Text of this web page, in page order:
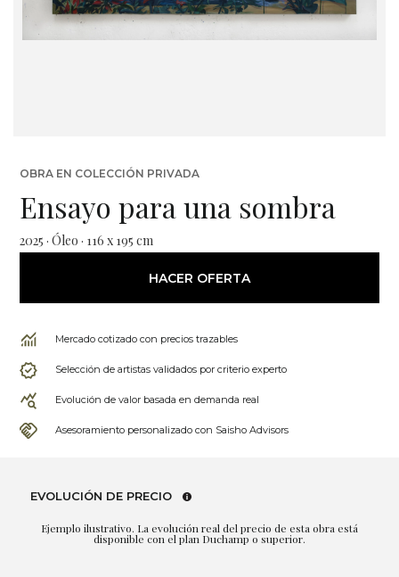
OBRA EN COLECCIÓN PRIVADA
Ensayo para una sombra
2025 · Óleo · 116 x 195 cm
HACER OFERTA
Mercado cotizado con precios trazables
Selección de artistas validados por criterio experto
Evolución de valor basada en demanda real
Asesoramiento personalizado con Saisho Advisors
EVOLUCIÓN DE PRECIO
Ejemplo ilustrativo. La evolución real del precio de esta obra está
disponible con el plan Duchamp o superior.